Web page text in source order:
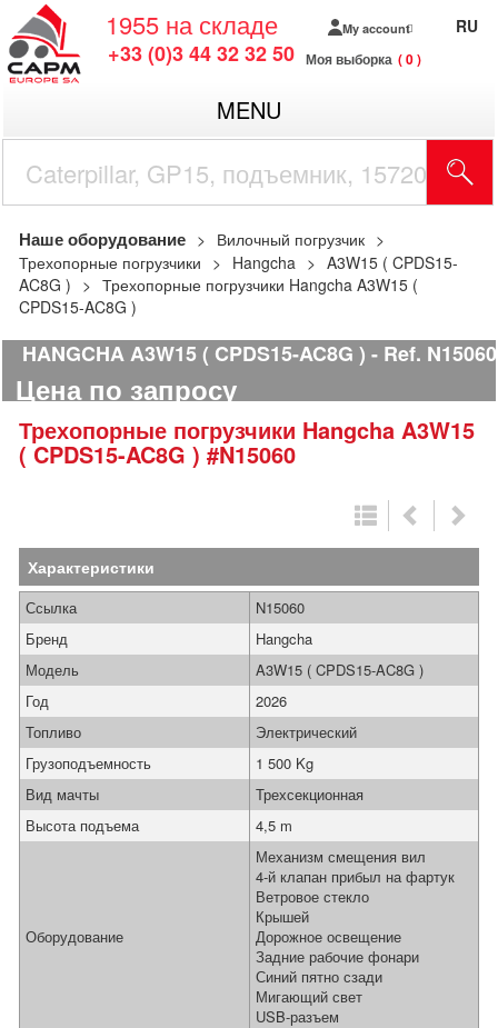
1955 на складе
+33 (0)3 44 32 32 50
My account
Моя выборка 0
RU
MENU
Наше оборудование
Вилочный погрузчик
Трехопорные погрузчики
Hangcha
A3W15 ( CPDS15-
AC8G )
Трехопорные погрузчики Hangcha A3W15 (
CPDS15-AC8G )
HANGCHA A3W15 ( CPDS15-AC8G ) Ref. N15060
Цена по запросу
Трехопорные погрузчики Hangcha A3W15
( CPDS15-AC8G ) #N15060
Характеристики
Ссылка
N15060
Бренд
Hangcha
Модель
A3W15 ( CPDS15-AC8G )
Год
2026
Топливо
Электрический
Грузоподъемность
1 500 Kg
Вид мачты
Трехсекционная
Высота подъема
4,5 m
Оборудование
Механизм смещения вил
4-й клапан прибыл на фартук
Ветровое стекло
Крышей
Дорожное освещение
Задние рабочие фонари
Синий пятно сзади
Мигающий свет
USB-разъем